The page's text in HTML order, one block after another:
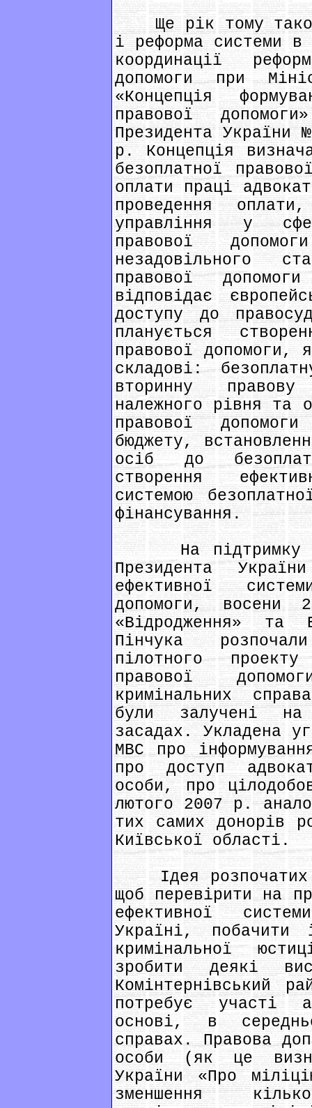
Ще рік тому такою
і реформа системи в
координації
допомоги при
«Концепція
правової
Президента України
р. Концепція
безоплатної
оплати праці
проведення
управління у
правової
незадовільного
правової
відповідає
доступу до
планується
правової допомоги,
складові:
вторинну
належного рівня та
правової
бюджету,
осіб до
створення
системою
фінансування.
На підтримку
Президента
ефективної
допомоги, восени
«Відродження» та
Пінчука
пілотного
правової
кримінальних
були залучені на
засадах. Укладена
МВС про
про доступ
особи, про
лютого 2007 р.
тих самих донорів
Київської області.
Ідея розпочатих
щоб перевірити на
ефективної
Україні,
кримінальної
зробити деякі
Комінтернівський
потребує участі
основі, в
справах. Правова
особи (як це
України «Про
зменшення